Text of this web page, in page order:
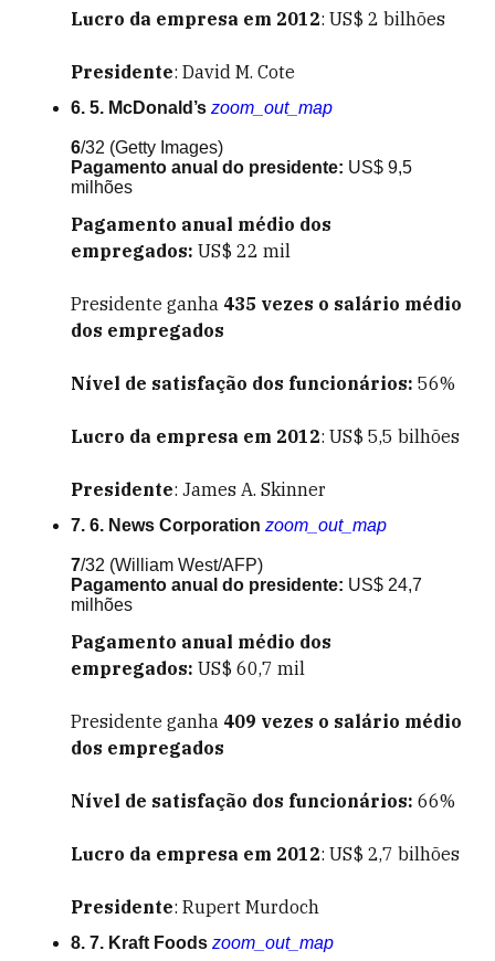
Lucro da empresa em 2012: US$ 2 bilhões
Presidente: David M. Cote
6. 5. McDonald’s zoom_out_map
6/32 (Getty Images)
Pagamento anual do presidente: US$ 9,5
milhões
Pagamento anual médio dos
empregados: US$ 22 mil
Presidente ganha 435 vezes o salário médio
dos empregados
Nível de satisfação dos funcionários: 56%
Lucro da empresa em 2012: US$ 5,5 bilhões
Presidente: James A. Skinner
7. 6. News Corporation zoom_out_map
7/32 (William West/AFP)
Pagamento anual do presidente: US$ 24,7
milhões
Pagamento anual médio dos
empregados: US$ 60,7 mil
Presidente ganha 409 vezes o salário médio
dos empregados
Nível de satisfação dos funcionários: 66%
Lucro da empresa em 2012: US$ 2,7 bilhões
Presidente: Rupert Murdoch
8. 7. Kraft Foods zoom_out_map